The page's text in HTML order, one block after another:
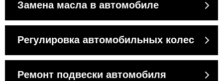
Замена масла в автомобиле
Регулировка автомобильных колес
Ремонт подвески автомобиля